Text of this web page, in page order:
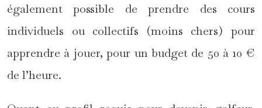
également possible de prendre des cours
individuels ou collectifs (moins chers) pour
apprendre à jouer, pour un budget de 50 à 10 €
de l’heure.